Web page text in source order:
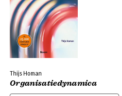
Thijs Homan
Organisatiedynamica